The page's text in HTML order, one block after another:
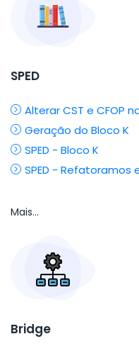
SPED
Alterar CST e CFOP
Geração do Bloco K
SPED - Bloco K
SPED -
Mais...
Bridge